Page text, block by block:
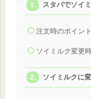
スタバでソイ
注文時のポイント
ソイミルク変更
ソイミルクに